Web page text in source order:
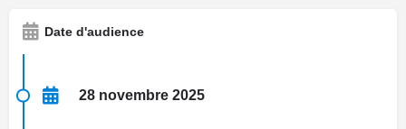
Date d'audience
28 novembre 2025